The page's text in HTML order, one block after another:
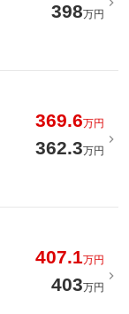
398万円
369.6万円
362.3万円
407.1万円
403万円